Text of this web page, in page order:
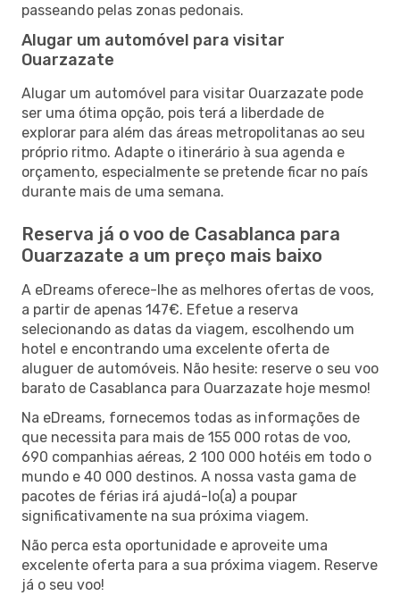
passeando pelas zonas pedonais.
Alugar um automóvel para visitar
Ouarzazate
Alugar um automóvel para visitar Ouarzazate pode
ser uma ótima opção, pois terá a liberdade de
explorar para além das áreas metropolitanas ao seu
próprio ritmo. Adapte o itinerário à sua agenda e
orçamento, especialmente se pretende ficar no país
durante mais de uma semana.
Reserva já o voo de Casablanca para
Ouarzazate a um preço mais baixo
A eDreams oferece-lhe as melhores ofertas de voos,
a partir de apenas 147€. Efetue a reserva
selecionando as datas da viagem, escolhendo um
hotel e encontrando uma excelente oferta de
aluguer de automóveis. Não hesite: reserve o seu voo
barato de Casablanca para Ouarzazate hoje mesmo!
Na eDreams, fornecemos todas as informações de
que necessita para mais de 155 000 rotas de voo,
690 companhias aéreas, 2 100 000 hotéis em todo o
mundo e 40 000 destinos. A nossa vasta gama de
pacotes de férias irá ajudá-lo(a) a poupar
significativamente na sua próxima viagem.
Não perca esta oportunidade e aproveite uma
excelente oferta para a sua próxima viagem. Reserve
já o seu voo!